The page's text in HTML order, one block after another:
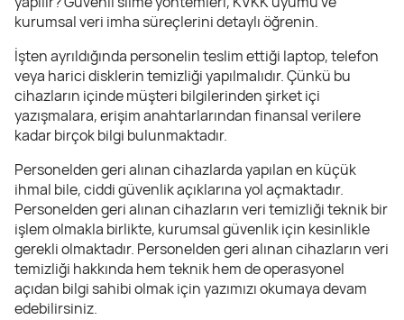
kurumsal veri imha süreçlerini detaylı öğrenin.
İşten ayrıldığında personelin teslim ettiği laptop, telefon
veya harici disklerin temizliği yapılmalıdır. Çünkü bu
cihazların içinde müşteri bilgilerinden şirket içi
yazışmalara, erişim anahtarlarından finansal verilere
kadar birçok bilgi bulunmaktadır.
Personelden geri alınan cihazlarda yapılan en küçük
ihmal bile, ciddi güvenlik açıklarına yol açmaktadır.
Personelden geri alınan cihazların veri temizliği teknik bir
işlem olmakla birlikte, kurumsal güvenlik için kesinlikle
gerekli olmaktadır. Personelden geri alınan cihazların veri
temizliği hakkında hem teknik hem de operasyonel
açıdan bilgi sahibi olmak için yazımızı okumaya devam
edebilirsiniz.